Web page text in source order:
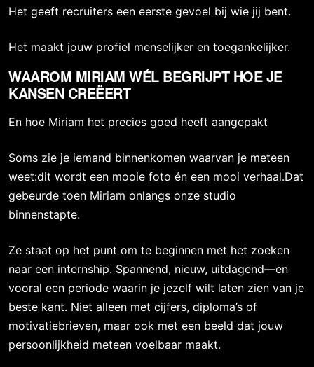
Het geeft recruiters een eerste gevoel bij wie jij bent.
Het maakt jouw profiel menselijker en toegankelijker.
WAAROM MIRIAM WÉL BEGRIJPT HOE JE
KANSEN CREËERT
En hoe Miriam het precies goed heeft aangepakt
Soms zie je iemand binnenkomen waarvan je meteen
weet:dit wordt een mooie foto én een mooi verhaal.Dat
gebeurde toen Miriam onlangs onze studio
binnenstapte.
Ze staat op het punt om te beginnen met het zoeken
naar een internship. Spannend, nieuw, uitdagend—en
vooral een periode waarin je jezelf wilt laten zien van je
beste kant. Niet alleen met cijfers, diploma’s of
motivatiebrieven, maar ook met een beeld dat jouw
persoonlijkheid meteen voelbaar maakt.